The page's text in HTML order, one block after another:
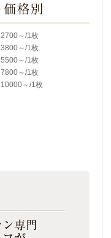
2700～/1枚
3800～/1枚
5500～/1枚
7800～/1枚
10000～/1枚